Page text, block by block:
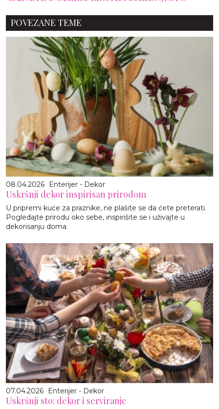
POVEZANE TEME
08.04.2026 Enterijer - Dekor
Uskršnji dekor inspirisan prirodom
U pripremi kuće za praznike, ne plašite se da ćete preterati.
Pogledajte prirodu oko sebe, inspirišite se i uživajte u
dekorisanju doma.
07.04.2026 Enterijer - Dekor
Uskršnji sto: dekor i serviranje